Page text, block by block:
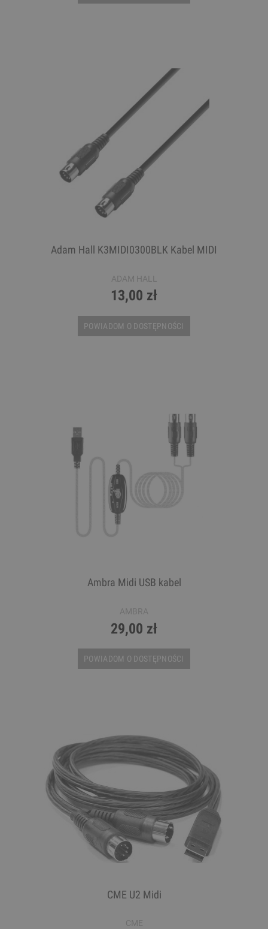
Adam Hall K3MIDI0300BLK Kabel MIDI
ADAM HALL
13,00 zł
POWIADOM O DOSTĘPNOŚCI
Ambra Midi USB kabel
AMBRA
29,00 zł
POWIADOM O DOSTĘPNOŚCI
CME U2 Midi
CME